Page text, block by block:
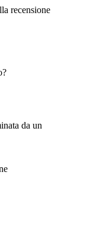
recensione
da un